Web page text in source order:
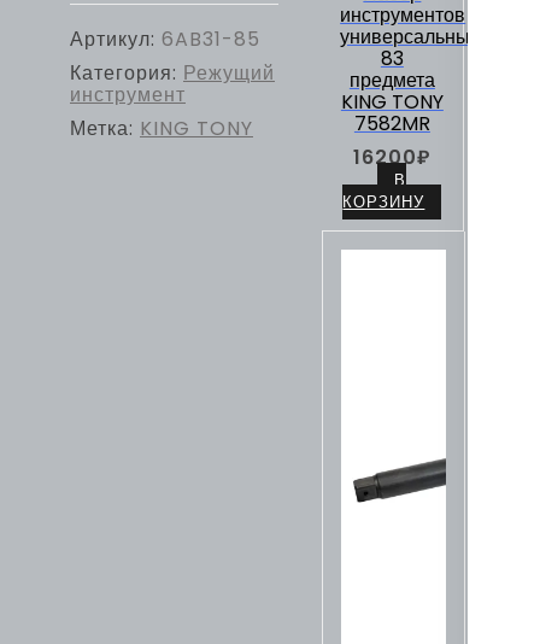
Артикул: 6AB31-85
Категория: Режущий
инструмент
Метка: KING TONY
инструментов
универсальный,
83
предмета
KING TONY
7582MR
16200₽
В
КОРЗИНУ